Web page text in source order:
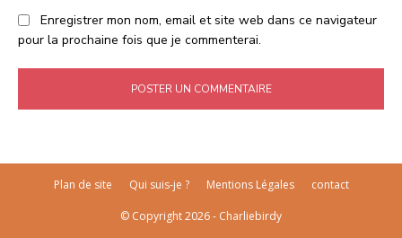
Enregistrer mon nom, email et site web dans ce navigateur
pour la prochaine fois que je commenterai.
Plan de site Qui suis-je ? Mentions Légales contact
© Copyright 2026 - Charliebirdy